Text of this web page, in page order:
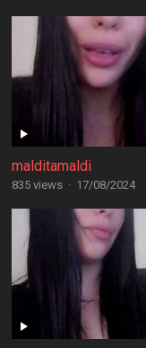
malditamaldi
835 views · 17/08/2024